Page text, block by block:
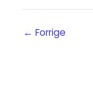
← Forrige